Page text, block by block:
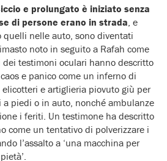
e prolungato è iniziato senza
di persone erano in strada , e
nelle auto, sono diventati
noto in seguito a Rafah come
dei testimoni oculari hanno descritto
e panico come un inferno di
e artiglieria piovuto giù per
piedi o in auto, nonché ambulanze
i feriti. Un testimone ha descritto
come un tentativo di polverizzare i
l’assalto a ‘una macchina per